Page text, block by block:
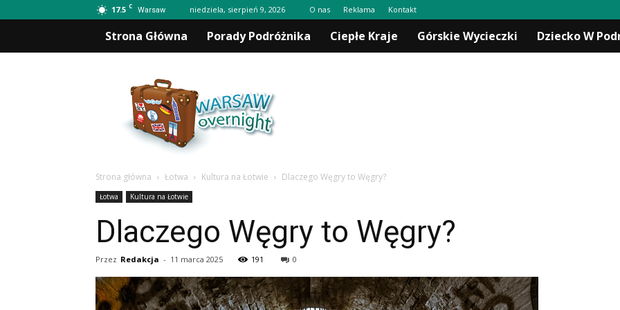
17.5 C Warsaw niedziela, sierpień 9, 2026 O nas Reklama Kontakt
Strona Główna Porady Podróżnika Ciepłe Kraje Górskie Wycieczki Dziecko W
Warsawovernight.pl
Strona główna Łotwa Kultura na Łotwie Dlaczego Węgry to Węgry?
Łotwa Kultura na Łotwie
Dlaczego Węgry to Węgry?
Przez Redakcja - 11 marca 2025 191 0